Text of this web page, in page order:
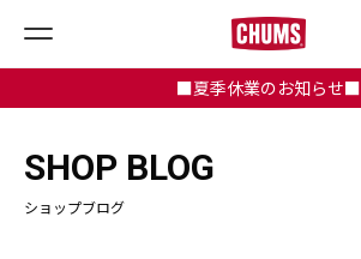
■夏季休業のお知らせ■
SHOP BLOG
ショップブログ